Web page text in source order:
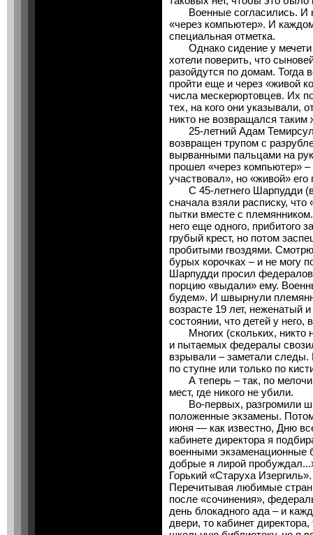
Военные согласились. И
«через компьютер». И
специальная отметка.
Однако сидение у мечети
хотели поверить, что
разойдутся по домам.
пройти еще и через «живой
числа мескерюртовцев. Их
тех, на кого они указывали,
никто не возвращался таким
25-летний Адам
возвращен трупом с
вырванными пальцами на
прошел «через компьютер»
участвовал», но «живой» его
С 45-летнего Шарпудди
сначала взяли расписку, что
пытки вместе с
него еще одного, прибитого
грубый крест, но потом
пробитыми гвоздями.
бурых корочках – и не могу
Шарпудди просил
порцию «выдали» ему.
будем». И швырнули
возрасте 19 лет, неженатый
состоянии, что детей у
Многих (скольких, никто
и пытаемых федералы
взрывали – заметали следы.
по ступне или только по
А теперь – так, по мелочи.
мест, где никого не убили.
Во-первых, разгромили
положенные экзамены.
июня — как известно, Дню
кабинете директора я
военными
добрые я лирой
Горький «Старуха
Перечитывая любимые
после «сочинения»,
день блокадного ада – и
двери, то кабинет